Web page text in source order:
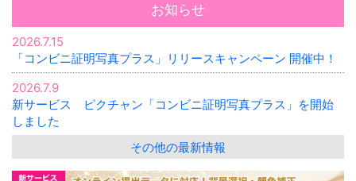
お知らせ
2026.7.15
「コンビニ証明写真プラス」リリースキャンペーン 開催中！
2026.7.9
新サービス ピクチャン「コンビニ証明写真プラス」を開始
しました
その他の最新情報